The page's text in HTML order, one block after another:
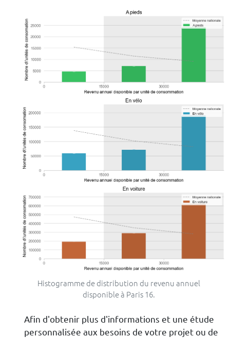
Histogramme de distribution du revenu annuel
disponible à Paris 16.
Afin d'obtenir plus d'informations et une étude
personnalisée aux besoins de votre projet ou de